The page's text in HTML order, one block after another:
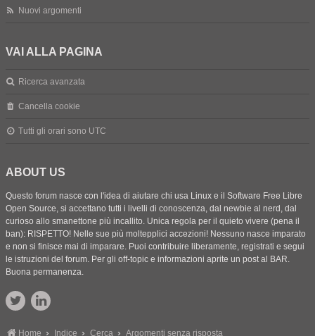
Nuovi argomenti
VAI ALLA PAGINA
Ricerca avanzata
Cancella cookie
Tutti gli orari sono UTC
ABOUT US
Questo forum nasce con l'idea di aiutare chi usa Linux e il Software Free Libre
Open Source, si accettano tutti i livelli di conoscenza, dal newbie al nerd, dal
curioso allo smanettone più incallito. Unica regola per il quieto vivere (pena il
ban): RISPETTO! Nelle sue più moltepplici accezioni! Nessuno nasce imparato
e non si finisce mai di imparare. Puoi contribuire liberamente, registrati e segui
le istruzioni del forum. Per gli off-topic e informazioni aprite un post al BAR.
Buona permanenza.
Home Indice Cerca Argomenti senza risposta